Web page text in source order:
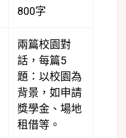
800字
兩篇校園對
話，每篇5
題：以校園為
背景，如申請
獎學金、場地
租借等。